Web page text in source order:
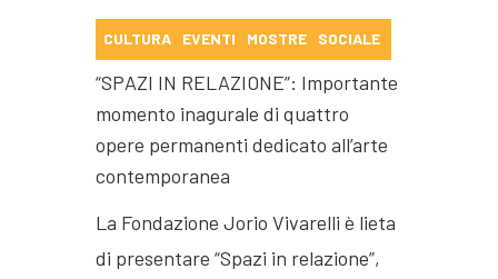
CULTURA EVENTI MOSTRE SOCIALE
“SPAZI IN RELAZIONE”: Importante
momento inagurale di quattro
opere permanenti dedicato all’arte
contemporanea
La Fondazione Jorio Vivarelli è lieta
di presentare “Spazi in relazione”,